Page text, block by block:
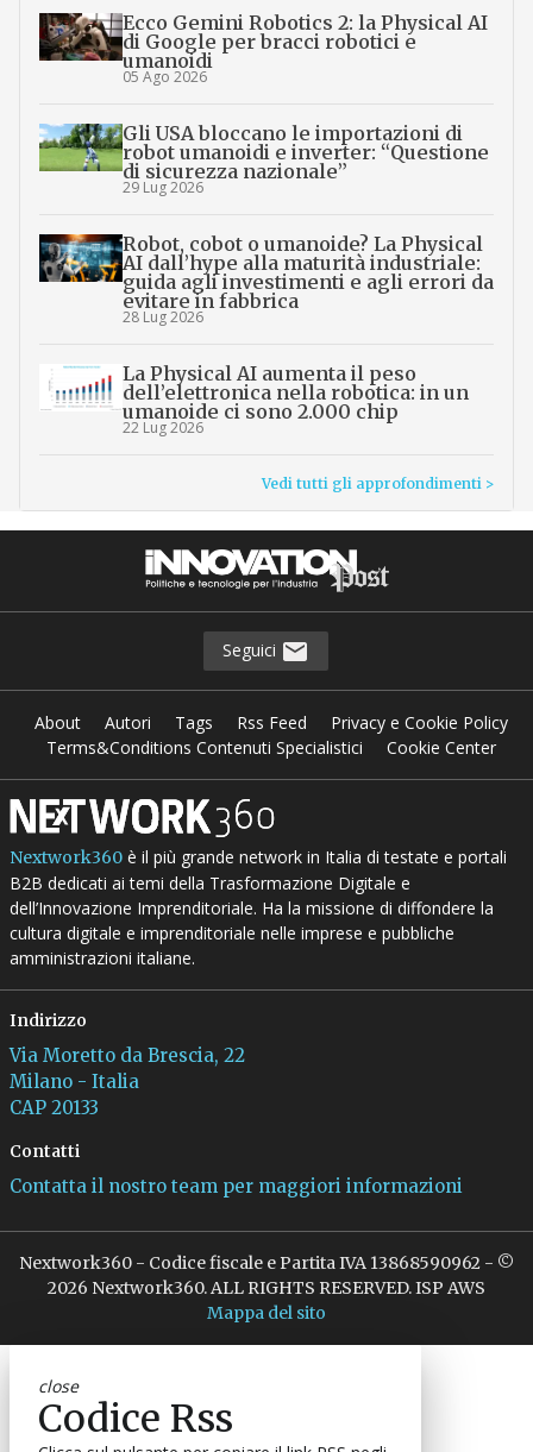
Ecco Gemini Robotics 2: la Physical AI
di Google per bracci robotici e
umanoidi
05 Ago 2026
Gli USA bloccano le importazioni di
robot umanoidi e inverter: “Questione
di sicurezza nazionale”
29 Lug 2026
Robot, cobot o umanoide? La Physical
AI dall’hype alla maturità industriale:
guida agli investimenti e agli errori da
evitare in fabbrica
28 Lug 2026
La Physical AI aumenta il peso
dell’elettronica nella robotica: in un
umanoide ci sono 2.000 chip
22 Lug 2026
Vedi tutti gli approfondimenti >
Seguici
About Autori Tags Rss Feed
Privacy e Cookie Policy
Terms&Conditions Contenuti Specialistici
Cookie Center
Nextwork360è il più grande network in Italia di testate e portali
B2B dedicati ai temi della Trasformazione Digitale e
dell’Innovazione Imprenditoriale. Ha la missione di diffondere la
cultura digitale e imprenditoriale nelle imprese e pubbliche
amministrazioni italiane.
Indirizzo
Via Moretto da Brescia, 22
Milano - Italia
CAP 20133
Contatti
Contatta il nostro team per maggiori informazioni
Nextwork360 - Codice fiscale e Partita IVA 13868590962 - ©
2026 Nextwork360. ALL RIGHTS RESERVED. ISP AWS
Mappa del sito
close
Codice Rss